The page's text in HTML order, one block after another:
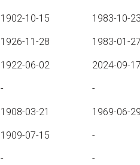
1902-10-15 1983-10-23
1926-11-28 1983-01-27
1922-06-02 2024-09-17
- -
1908-03-21 1969-06-29
1909-07-15 -
- -